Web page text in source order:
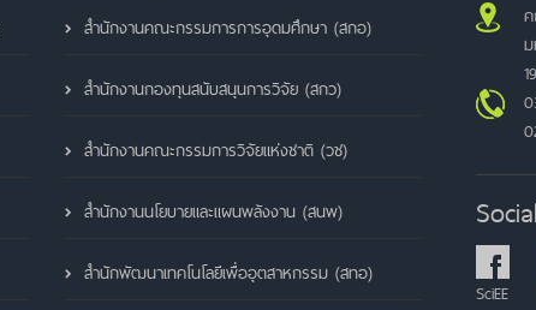
สำนักงานคณะกรรมการการอุดมศึกษา (สกอ)
สำนักงานกองทุนสนับสนุนการวิจัย (สกว)
สำนักงานคณะกรรมการวิจัยแห่งชาติ (วช)
สำนักงานนโยบายและแผนพลังงาน (สนพ)
สำนักพัฒนาเทคโนโลยีเพื่ออุตสาหกรรม (สทอ)
SciEE